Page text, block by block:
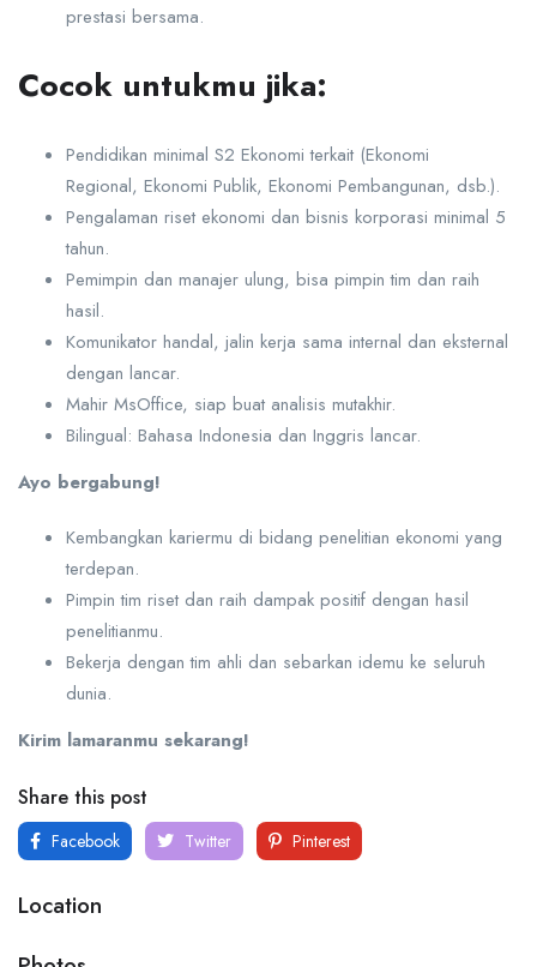
prestasi bersama.
Cocok untukmu jika:
Pendidikan minimal S2 Ekonomi terkait (Ekonomi
Regional, Ekonomi Publik, Ekonomi Pembangunan, dsb.).
Pengalaman riset ekonomi dan bisnis korporasi minimal 5
tahun.
Pemimpin dan manajer ulung, bisa pimpin tim dan raih
hasil.
Komunikator handal, jalin kerja sama internal dan eksternal
dengan lancar.
Mahir MsOffice, siap buat analisis mutakhir.
Bilingual: Bahasa Indonesia dan Inggris lancar.
Ayo bergabung!
Kembangkan kariermu di bidang penelitian ekonomi yang
terdepan.
Pimpin tim riset dan raih dampak positif dengan hasil
penelitianmu.
Bekerja dengan tim ahli dan sebarkan idemu ke seluruh
dunia.
Kirim lamaranmu sekarang!
Share this post
Facebook Twitter Pinterest
Location